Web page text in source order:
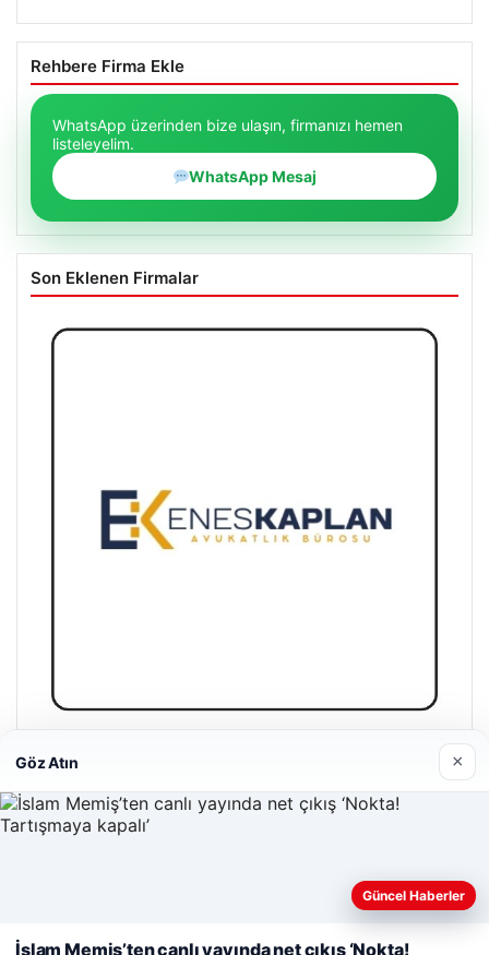
Rehbere Firma Ekle
WhatsApp üzerinden bize ulaşın, firmanızı hemen
listeleyelim.
WhatsApp Mesaj
Son Eklenen Firmalar
Enes Kaplan Avukatlık Bürosu
Web sitemizi nasıl kullandığınızı daha iyi anlayabilmek,
kullanıyoruz.Çerez Politikamız
Göz Atın ×
Güncel Haberler
İslam Memiş’ten canlı yayında net çıkış ‘Nokta!